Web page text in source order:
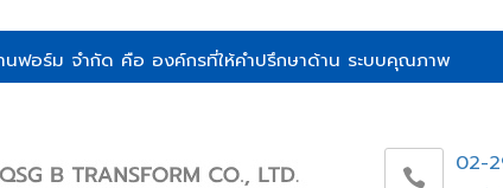
ฟอร์ม จำกัด คือ องค์กรที่ให้คำปรึกษาด้าน ระบบคุณภาพ
02-